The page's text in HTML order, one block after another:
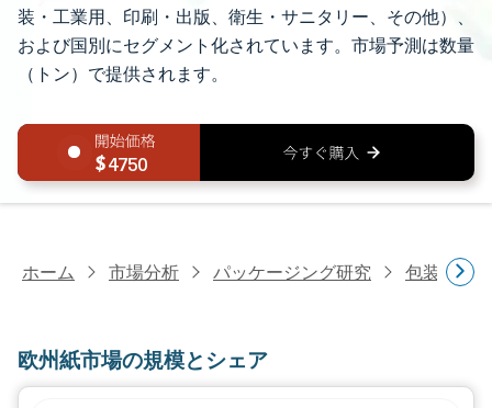
装・工業用、印刷・出版、衛生・サニタリー、その他）、
および国別にセグメント化されています。市場予測は数量
（トン）で提供されます。
4750
ホーム 市場分析 パッケージング研究 包装材料
欧州紙市場の規模とシェア